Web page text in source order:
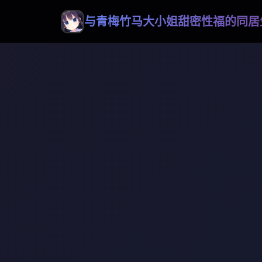
与青梅竹马大小姐甜密性福的同